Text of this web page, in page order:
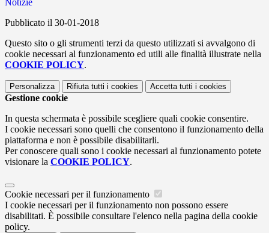
Notizie
Pubblicato il 30-01-2018
Questo sito o gli strumenti terzi da questo utilizzati si avvalgono di
cookie necessari al funzionamento ed utili alle finalità illustrate nella
COOKIE POLICY.
Personalizza Rifiuta tutti i cookies Accetta tutti i cookies
Gestione cookie
In questa schermata è possibile scegliere quali cookie consentire.
I cookie necessari sono quelli che consentono il funzionamento della
piattaforma e non è possibile disabilitarli.
Per conoscere quali sono i cookie necessari al funzionamento potete
visionare la COOKIE POLICY.
Cookie necessari per il funzionamento
I cookie necessari per il funzionamento non possono essere
disabilitati. È possibile consultare l'elenco nella pagina della cookie
policy.